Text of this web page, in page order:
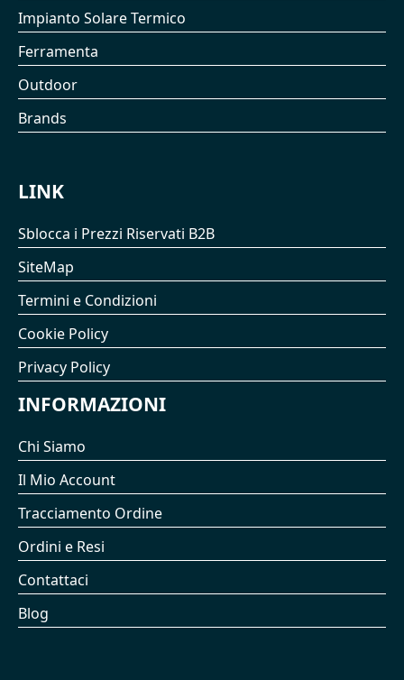
Impianto Solare Termico
Ferramenta
Outdoor
Brands
LINK
Sblocca i Prezzi Riservati B2B
SiteMap
Termini e Condizioni
Cookie Policy
Privacy Policy
INFORMAZIONI
Chi Siamo
Il Mio Account
Tracciamento Ordine
Ordini e Resi
Contattaci
Blog